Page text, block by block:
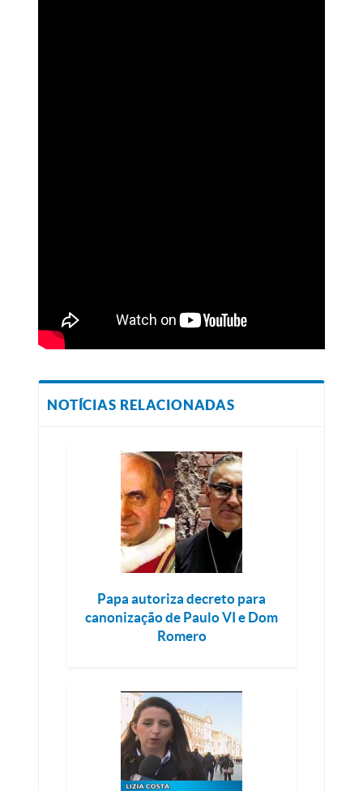
NOTÍCIAS RELACIONADAS
Papa autoriza decreto para
canonização de Paulo VI e Dom
Romero